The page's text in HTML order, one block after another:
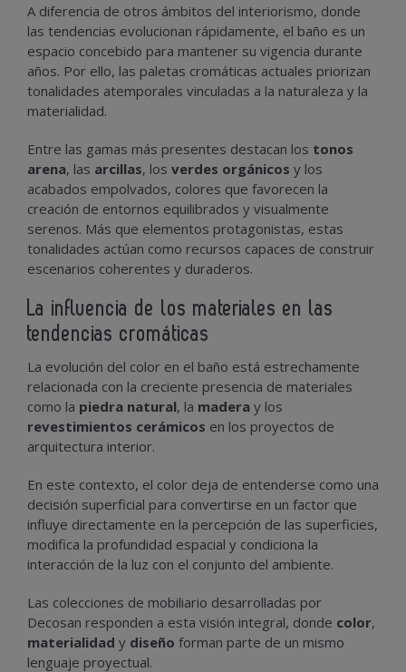
A diferencia de otros ámbitos del interiorismo, donde
las tendencias evolucionan rápidamente, el baño es un
espacio concebido para mantener su vigencia durante
años. Por ello, las paletas cromáticas actuales priorizan
tonalidades atemporales vinculadas a la naturaleza y la
materialidad.
Entre las gamas más presentes destacan los tonos
arena, las arcillas, los verdes orgánicos y los
acabados empolvados, colores que favorecen la
creación de entornos equilibrados y visualmente
serenos. Más que elementos protagonistas, estas
tonalidades actúan como recursos capaces de construir
escenarios coherentes y duraderos.
La influencia de los materiales en las
tendencias cromáticas
La evolución del color en el baño está estrechamente
relacionada con la creciente presencia de materiales
como la piedra natural, la madera y los
revestimientos cerámicos en los proyectos de
arquitectura interior.
En este contexto, el color deja de entenderse como una
decisión superficial para convertirse en un factor que
influye directamente en la percepción de las superficies,
modifica la profundidad espacial y condiciona la
interacción de la luz con el conjunto del ambiente.
Las colecciones de mobiliario desarrolladas por
Decosan responden a esta visión integral, donde color,
materialidad y diseño forman parte de un mismo
lenguaje proyectual.